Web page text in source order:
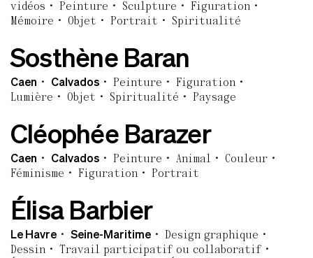
vidéos
Peinture Sculpture
Figuration
Mémoire
Objet Portrait Spiritualité
Sosthène Baran
Caen Calvados Peinture
Figuration
Lumière
Objet Spiritualité Paysage
Cléophée Barazer
Caen Calvados Peinture Animal
Couleur
Féminisme
Figuration Portrait
Élisa Barbier
Le Havre Seine-Maritime
Design graphique
Dessin
Travail participatif ou collaboratif